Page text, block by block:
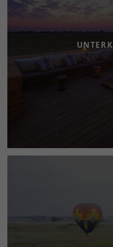
oder bei Ausflügen mit
komplett ohne einen
imposantesten Wasserfälle
Viktoriafällen – oder wie
“Mosi-oa-Tunya“, was
bedeutet. Die Viktoriafälle
Landesgrenze zu
einmal besonders
unseren Wandersafaris ein
bereit. Da Sie zu Fuß
und Fauna aus einem
bestaunen. Ein Sundowner